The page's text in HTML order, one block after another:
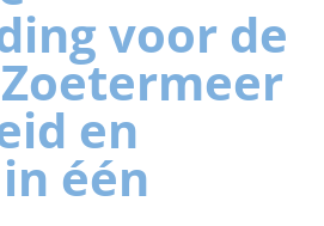
voor de
en
één